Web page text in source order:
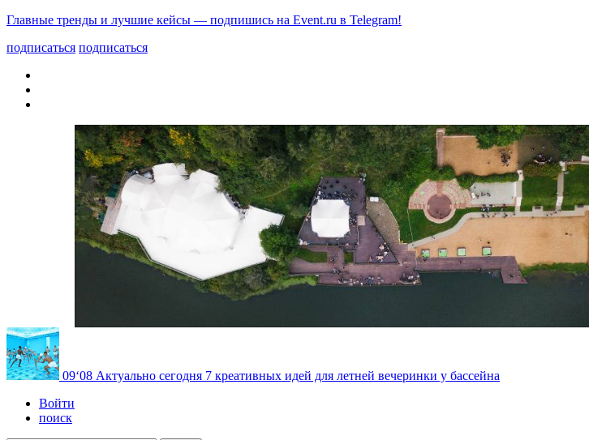
Главные тренды и лучшие кейсы — подпишись на Event.ru в Telegram!
подписаться подписаться
09‘08 Актуально сегодня 7 креативных идей для летней вечеринки у бассейна
Войти
поиск